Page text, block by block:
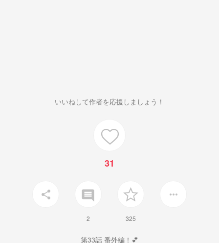
いいねして作者を応援しましょう！
31
share insert_comment
2 325
more_horiz
第33話 番外編！💕